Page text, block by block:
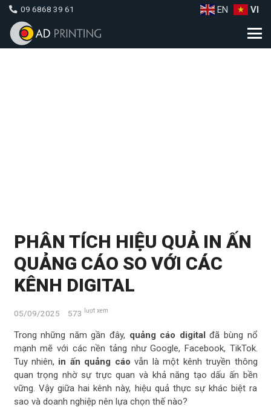
09 6868 39 61 EN VI
PHÂN TÍCH HIỆU QUẢ IN ẤN
QUẢNG CÁO SO VỚI CÁC
KÊNH DIGITAL
05/09/2025 573 lượt xem
Trong những năm gần đây, quảng cáo digital đã bùng nổ
mạnh mẽ với các nền tảng như Google, Facebook, TikTok.
Tuy nhiên, in ấn quảng cáo vẫn là một kênh truyền thông
quan trọng nhờ sự trực quan và khả năng tạo dấu ấn bền
vững. Vậy giữa hai kênh này, hiệu quả thực sự khác biệt ra
sao và doanh nghiệp nên lựa chọn thế nào?